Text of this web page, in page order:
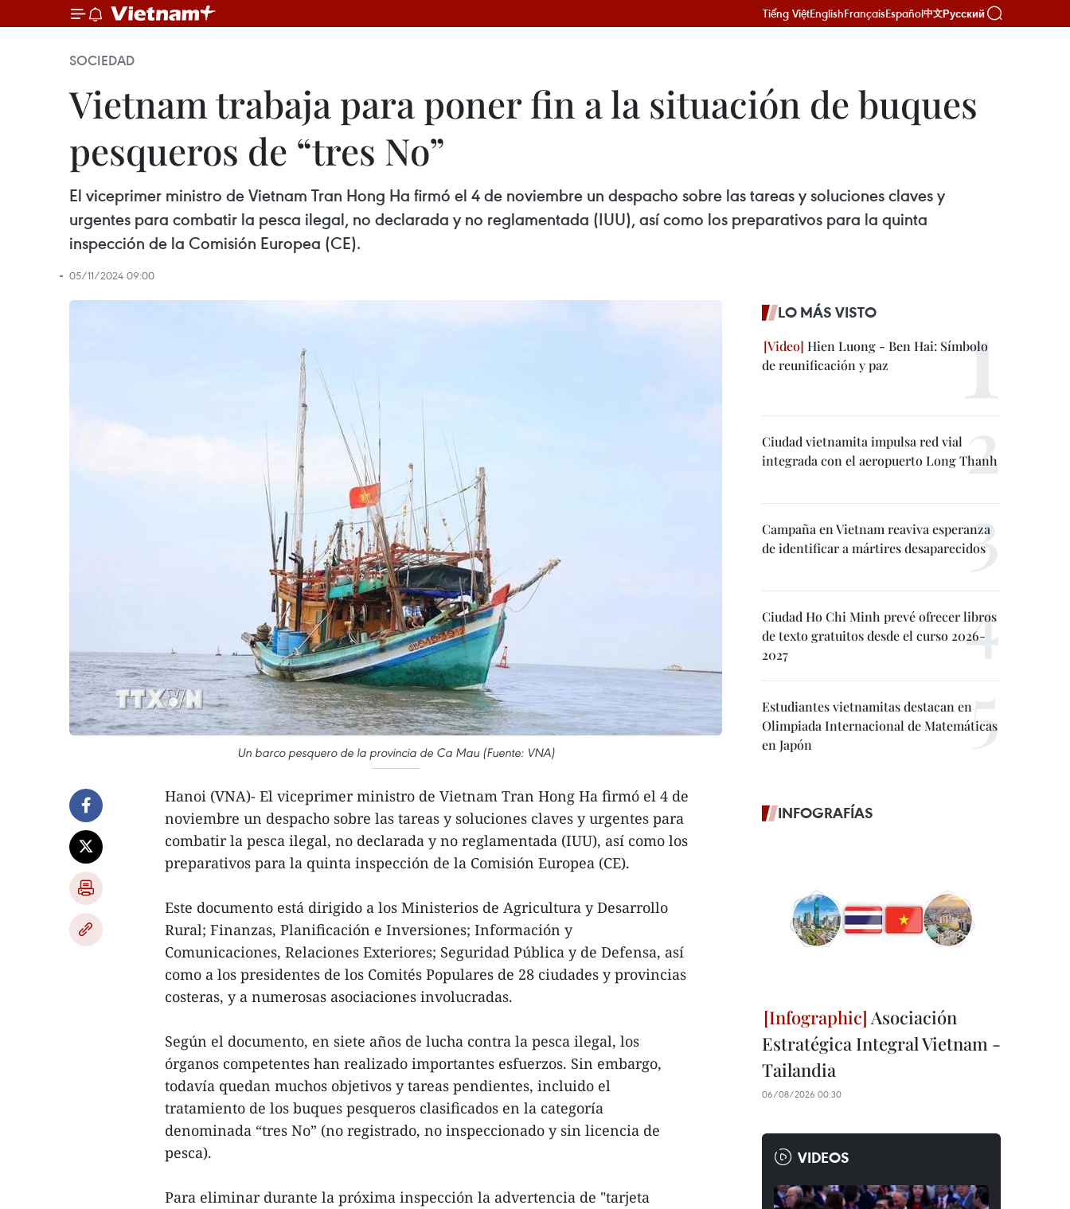
Tiếng ViệtEnglishFrançaisEspañol中文Русский
SOCIEDAD
Vietnam trabaja para poner fin a la situación de buques
pesqueros de “tres No”
El viceprimer ministro de Vietnam Tran Hong Ha firmó el 4 de noviembre un despacho sobre las tareas y soluciones claves y
urgentes para combatir la pesca ilegal, no declarada y no reglamentada (IUU), así como los preparativos para la quinta
inspección de la Comisión Europea (CE).
05/11/2024 09:00
Un barco pesquero de la provincia de Ca Mau (Fuente: VNA)
Hanoi (VNA)- El viceprimer ministro de Vietnam Tran Hong Ha firmó el 4 de
noviembre un despacho sobre las tareas y soluciones claves y urgentes para
combatir la pesca ilegal, no declarada y no reglamentada (IUU), así como los
preparativos para la quinta inspección de la Comisión Europea (CE).
Este documento está dirigido a los Ministerios de Agricultura y Desarrollo
Rural; Finanzas, Planificación e Inversiones; Información y
Comunicaciones, Relaciones Exteriores; Seguridad Pública y de Defensa, así
como a los presidentes de los Comités Populares de 28 ciudades y provincias
costeras, y a numerosas asociaciones involucradas.
Según el documento, en siete años de lucha contra la pesca ilegal, los
órganos competentes han realizado importantes esfuerzos. Sin embargo,
todavía quedan muchos objetivos y tareas pendientes, incluido el
tratamiento de los buques pesqueros clasificados en la categoría
denominada “tres No” (no registrado, no inspeccionado y sin licencia de
pesca).
Para eliminar durante la próxima inspección la advertencia de "tarjeta
LO MÁS VISTO
Hien Luong - Ben Hai: Símbolo
de reunificación y paz
Ciudad vietnamita impulsa red vial
integrada con el aeropuerto Long Thanh
Campaña en Vietnam reaviva esperanza
de identificar a mártires desaparecidos
Ciudad Ho Chi Minh prevé ofrecer libros
de texto gratuitos desde el curso 2026-
2027
Estudiantes vietnamitas destacan en
Olimpiada Internacional de Matemáticas
en Japón
INFOGRAFÍAS
Asociación
Estratégica Integral Vietnam -
Tailandia
06/08/2026 00:30
VIDEOS